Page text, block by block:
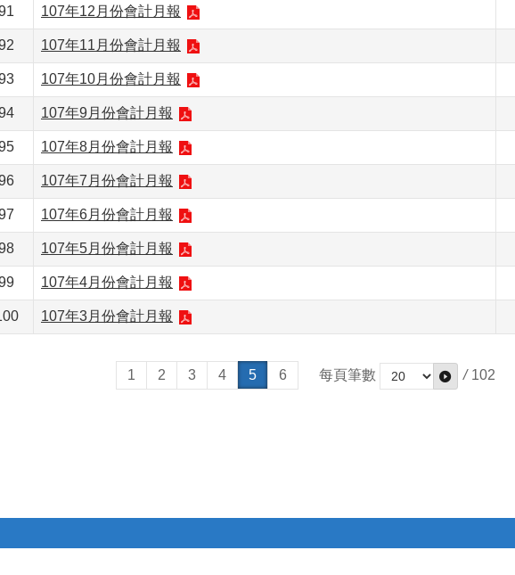
107年12月份會計月報
107年11月份會計月報
107年10月份會計月報
107年9月份會計月報
107年8月份會計月報
107年7月份會計月報
107年6月份會計月報
107年5月份會計月報
107年4月份會計月報
107年3月份會計月報
1 2 3 4 5 6 每頁筆數 / 102